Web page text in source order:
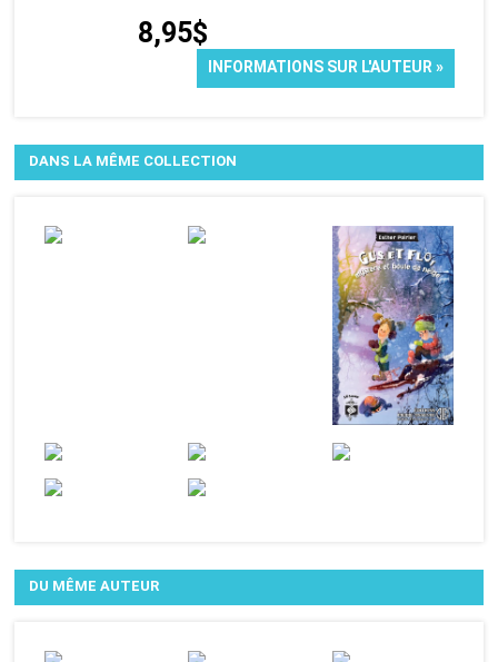
8,95$
INFORMATIONS SUR L'AUTEUR »
DANS LA MÊME COLLECTION
DU MÊME AUTEUR